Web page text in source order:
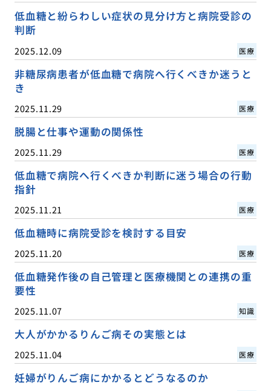
低血糖と紛らわしい症状の見分け方と病院受診の
判断
2025.12.09 医療
非糖尿病患者が低血糖で病院へ行くべきか迷うと
き
2025.11.29 医療
脱腸と仕事や運動の関係性
2025.11.29 医療
低血糖で病院へ行くべきか判断に迷う場合の行動
指針
2025.11.21 医療
低血糖時に病院受診を検討する目安
2025.11.20 医療
低血糖発作後の自己管理と医療機関との連携の重
要性
2025.11.07 知識
大人がかかるりんご病その実態とは
2025.11.04 医療
妊婦がりんご病にかかるとどうなるのか